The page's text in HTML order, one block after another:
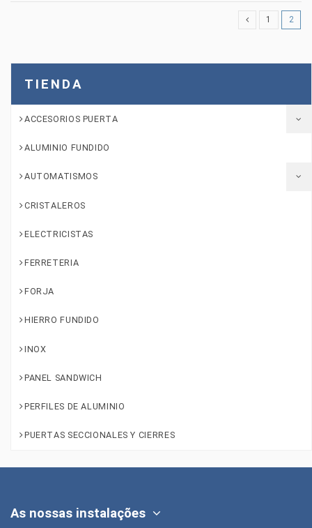
1 2
TIENDA
ACCESORIOS PUERTA
ALUMINIO FUNDIDO
AUTOMATISMOS
CRISTALEROS
ELECTRICISTAS
FERRETERIA
FORJA
HIERRO FUNDIDO
INOX
PANEL SANDWICH
PERFILES DE ALUMINIO
PUERTAS SECCIONALES Y CIERRES
As nossas instalações